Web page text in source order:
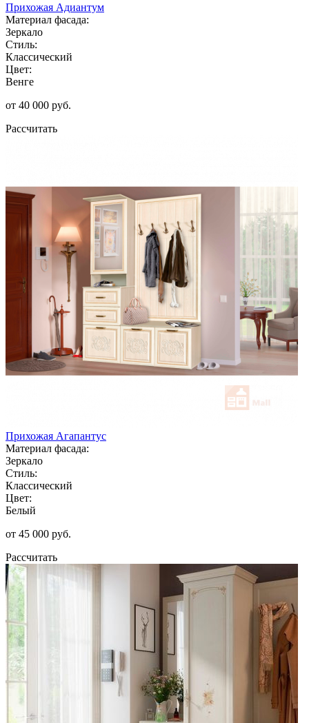
Прихожая Адиантум
Материал фасада:
Зеркало
Стиль:
Классический
Цвет:
Венге
от 40 000 руб.
Рассчитать
Прихожая Агапантус
Материал фасада:
Зеркало
Стиль:
Классический
Цвет:
Белый
от 45 000 руб.
Рассчитать